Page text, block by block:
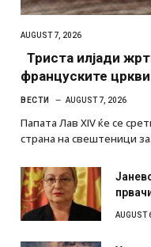
AUGUST 7, 2026
Триста илјади
француските цркви
ВЕСТИ AUGUST 7, 2026
Папата Лав XIV ќе се
страна на свештеници
AUGUST